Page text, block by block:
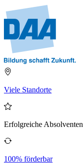
Viele Standorte
Erfolgreiche Absolventen
100% förderbar